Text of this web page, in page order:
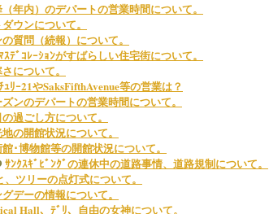
年内）のデパートの営業時間について。
ウンについて。
質問（続報）について。
ｽﾃﾞｺﾚｰｼｮﾝがすばらしい住宅街について。
について。
ﾘｰ21やSaksFifthAvenue等の営業は？
ンのデパートの営業時間について。
過ごし方について。
の開館状況について。
･博物館等の開館状況について。
ｻﾝｸｽｷﾞﾋﾞﾝｸﾞの連休中の道路事情、道路規制について。
ツリーの点灯式について。
デーの情報について。
Hall、ﾃﾞﾘ、自由の女神について。